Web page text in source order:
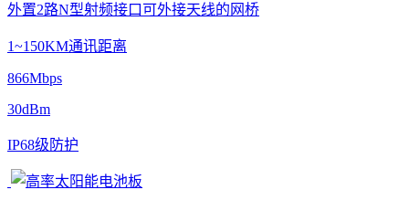
外置2路N型射频接口可外接天线的网桥
1~150KM通讯距离
866Mbps
30dBm
IP68级防护